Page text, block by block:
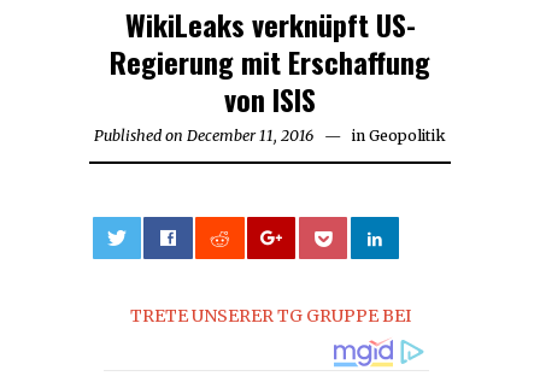
WikiLeaks verknüpft US-
Regierung mit Erschaffung
von ISIS
Published on December 11, 2016 December
in Geopolitik
TRETE UNSERER TG GRUPPE BEI